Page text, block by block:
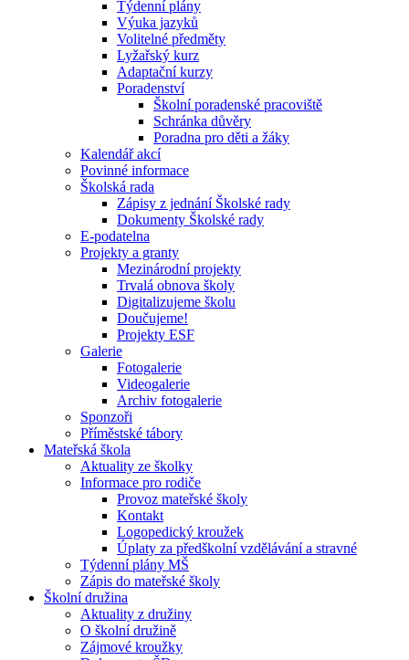
Týdenní plány
Výuka jazyků
Volitelné předměty
Lyžařský kurz
Adaptační kurzy
Poradenství
Školní poradenské pracoviště
Schránka důvěry
Poradna pro děti a žáky
Kalendář akcí
Povinné informace
Školská rada
Zápisy z jednání Školské rady
Dokumenty Školské rady
E-podatelna
Projekty a granty
Mezinárodní projekty
Trvalá obnova školy
Digitalizujeme školu
Doučujeme!
Projekty ESF
Galerie
Fotogalerie
Videogalerie
Archiv fotogalerie
Sponzoři
Příměstské tábory
Mateřská škola
Aktuality ze školky
Informace pro rodiče
Provoz mateřské školy
Kontakt
Logopedický kroužek
Úplaty za předškolní vzdělávání a stravné
Týdenní plány MŠ
Zápis do mateřské školy
Školní družina
Aktuality z družiny
O školní družině
Zájmové kroužky